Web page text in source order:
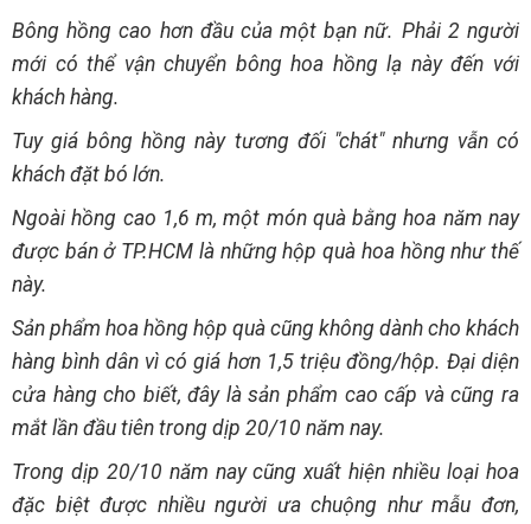
Bông hồng cao hơn đầu của một bạn nữ. Phải 2 người
mới có thể vận chuyển bông hoa hồng lạ này đến với
khách hàng.
Tuy giá bông hồng này tương đối "chát" nhưng vẫn có
khách đặt bó lớn.
Ngoài hồng cao 1,6 m, một món quà bằng hoa năm nay
được bán ở TP.HCM là những hộp quà hoa hồng như thế
này.
Sản phẩm hoa hồng hộp quà cũng không dành cho khách
hàng bình dân vì có giá hơn 1,5 triệu đồng/hộp. Đại diện
cửa hàng cho biết, đây là sản phẩm cao cấp và cũng ra
mắt lần đầu tiên trong dịp 20/10 năm nay.
Trong dịp 20/10 năm nay cũng xuất hiện nhiều loại hoa
đặc biệt được nhiều người ưa chuộng như mẫu đơn,